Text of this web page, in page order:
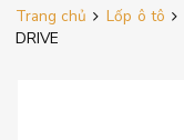
Trang chủ Lốp ô tô
DRIVE